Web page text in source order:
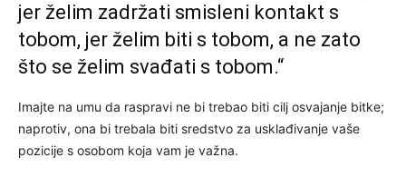
jer želim zadržati smisleni kontakt s
tobom, jer želim biti s tobom, a ne zato
što se želim svađati s tobom.“
Imajte na umu da raspravi ne bi trebao biti cilj osvajanje bitke;
naprotiv, ona bi trebala biti sredstvo za usklađivanje vaše
pozicije s osobom koja vam je važna.